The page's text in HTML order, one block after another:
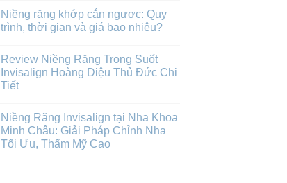
Niềng răng khớp cắn ngược: Quy
trình, thời gian và giá bao nhiêu?
Review Niềng Răng Trong Suốt
Invisalign Hoàng Diệu Thủ Đức Chi
Tiết
Niềng Răng Invisalign tại Nha Khoa
Minh Châu: Giải Pháp Chỉnh Nha
Tối Ưu, Thẩm Mỹ Cao